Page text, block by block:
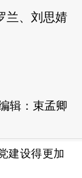
兰、刘思婧
辑：束孟卿